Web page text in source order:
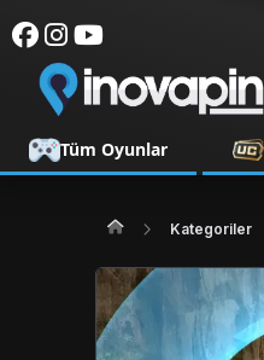
Tüm Oyunlar
Kategoriler